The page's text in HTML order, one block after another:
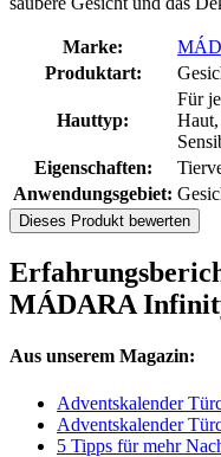
Marke:
Produktart:
Hauttyp:
Für
Eigenschaften:
Anwendungsgebiet:
Dieses Produkt bewerten
MÁDARA
Aus unserem Magazin:
Adventskalender
Adventskalender
5 Tipps für mehr